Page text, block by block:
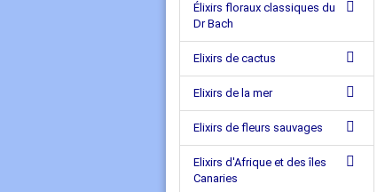
Élixirs floraux classiques du
Dr Bach
Elixirs de cactus
Elixirs de la mer
Elixirs de fleurs sauvages
Elixirs d'Afrique et des îles
Canaries